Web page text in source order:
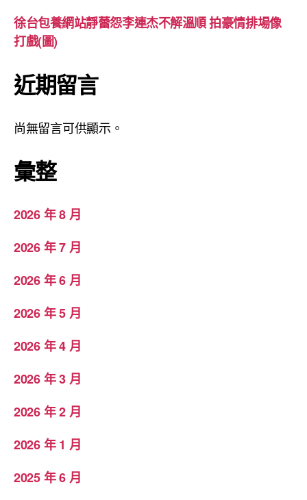
徐台包養網站靜蕾怨李連杰不解溫順 拍豪情排場像
打戲(圖)
近期留言
尚無留言可供顯示。
彙整
2026 年 8 月
2026 年 7 月
2026 年 6 月
2026 年 5 月
2026 年 4 月
2026 年 3 月
2026 年 2 月
2026 年 1 月
2025 年 6 月